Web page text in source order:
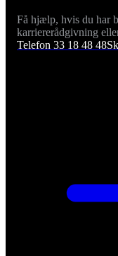
Få hjælp, hvis du har
karriererådgivning
Telefon 33 18 48 48